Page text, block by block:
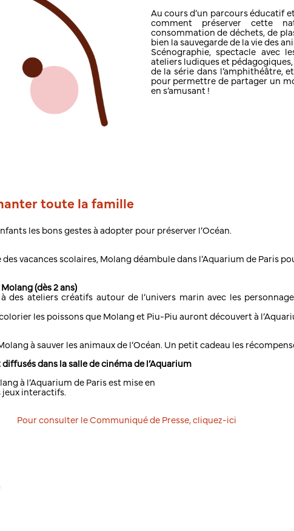
Au cours d’un parcours éducatif
comment préserver cette
consommation de déchets, de
bien la sauvegarde de la vie des
Scénographie, spectacle avec
ateliers ludiques et
de la série dans l’amphithéâtre,
pour permettre de partager un
en s’amusant !
toute la famille
les bons gestes à adopter pour préserver l’Océan.
vacances scolaires, Molang déambule dans l’Aquarium de Paris
(dès 2 ans)
des ateliers créatifs autour de l’univers marin avec les
les poissons que Molang et Piu-Piu auront découvert à
à sauver les animaux de l’Océan. Un petit cadeau les
dans la salle de cinéma de l’Aquarium
à l’Aquarium de Paris est mise en
jeux interactifs.
Pour consulter le Communiqué de Presse, cliquez-ici